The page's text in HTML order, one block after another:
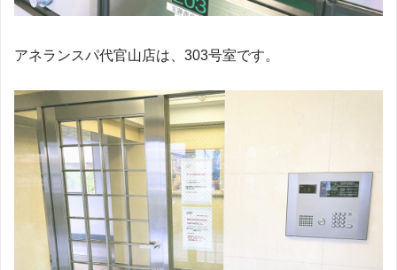
アネランスパ代官山店は、303号室です。